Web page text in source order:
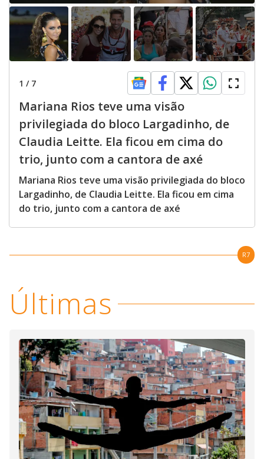
1 / 7
Mariana Rios teve uma visão
privilegiada do bloco Largadinho, de
Claudia Leitte. Ela ficou em cima do
trio, junto com a cantora de axé
Mariana Rios teve uma visão privilegiada do bloco
Largadinho, de Claudia Leitte. Ela ficou em cima
do trio, junto com a cantora de axé
R7
Últimas